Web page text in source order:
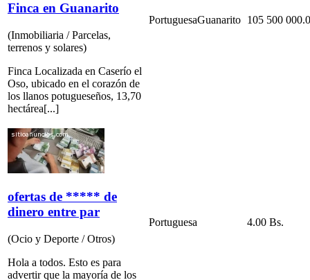
Finca en Guanarito
(Inmobiliaria / Parcelas,
terrenos y solares)
Finca Localizada en Caserío el
Oso, ubicado en el corazón de
los llanos potugueseños, 13,70
hectárea[...]
PortuguesaGuanarito 105 500
ofertas de ***** de
dinero entre par
(Ocio y Deporte / Otros)
Hola a todos. Esto es para
advertir que la mayoría de los
Portuguesa 4.00 Bs.